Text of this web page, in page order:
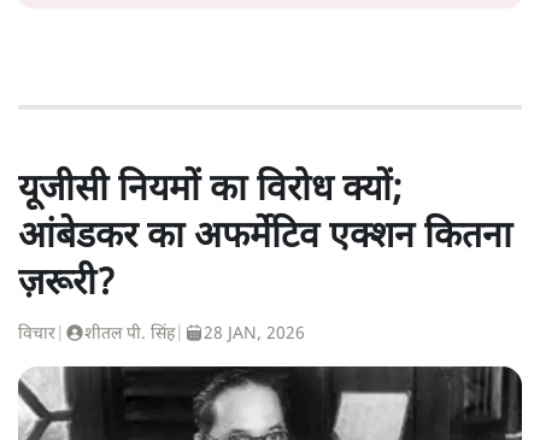
यूजीसी नियमों का विरोध क्यों;
आंबेडकर का अफर्मेटिव एक्शन कितना
ज़रूरी?
विचार शीतल पी. सिंह| 28 JAN, 2026